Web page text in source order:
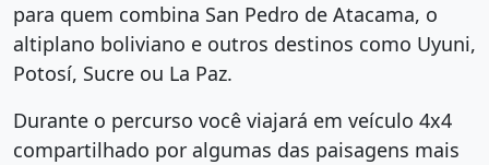
para quem combina San Pedro de Atacama, o
altiplano boliviano e outros destinos como Uyuni,
Potosí, Sucre ou La Paz.
Durante o percurso você viajará em veículo 4x4
compartilhado por algumas das paisagens mais